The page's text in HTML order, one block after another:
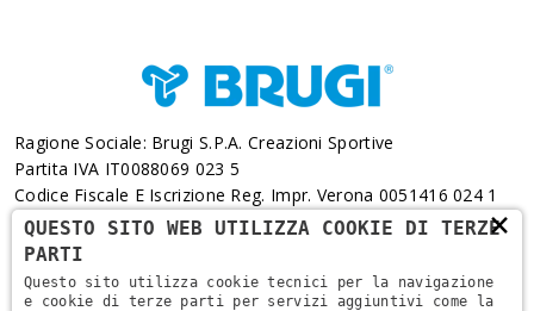
Ragione Sociale: Brugi S.p.A. Creazioni Sportive
Partita IVA IT0088069 023 5
Codice Fiscale E Iscrizione Reg. Impr. Verona 0051416 024 1
REA 166179 Verona -Cap. Soc. € 10.000.000 I.v. - Posiz.
Meccanogr. VR 002505
Via L. Pasteur, 6 - 37135 - Verona
×
QUESTO SITO WEB UTILIZZA COOKIE DI TERZE
PARTI
Questo sito utilizza cookie tecnici per la navigazione
e cookie di terze parti per servizi aggiuntivi come la